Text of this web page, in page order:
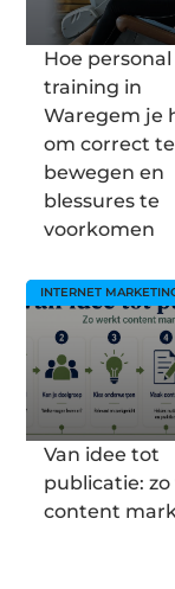
Hoe personal
training in
Waregem je
om correct
bewegen en
blessures te
voorkomen
INTERNET
Van idee tot
publicatie:
content